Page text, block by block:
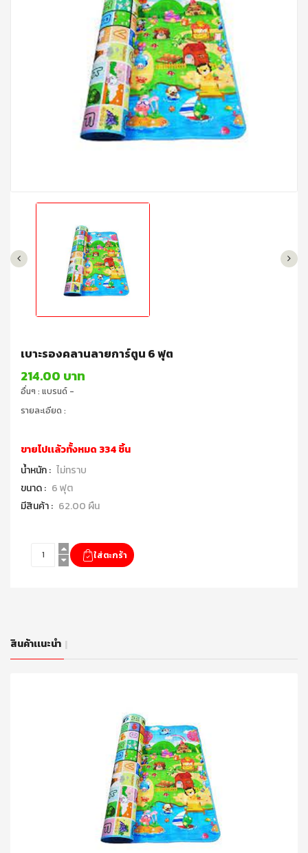
เบาะรองคลานลายการ์ตูน 6 ฟุต
214.00 บาท
อื่นๆ : แบรนด์ -
รายละเอียด :
ขายไปเเล้วทั้งหมด 334 ชิ้น
น้ำหนัก : ไม่ทราบ
ขนาด : 6 ฟุต
มีสินค้า : 62.00 ผืน
สินค้าเเนะนำ